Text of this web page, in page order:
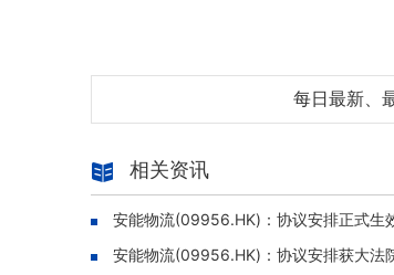
每日最新、
相关资讯
安能物流(09956.HK)：协议安排正式生
安能物流(09956.HK)：协议安排获大法